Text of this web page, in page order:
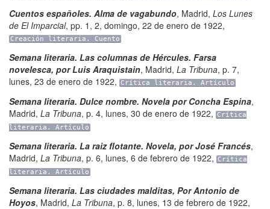
Cuentos españoles. Alma de vagabundo, Madrid, Los Lunes
de El Imparcial, pp. 1, 2, domingo, 22 de enero de 1922,
Creación literaria. Cuento
Semana literaria. Las columnas de Hércules. Farsa
novelesca, por Luis Araquistain, Madrid, La Tribuna, p. 7,
lunes, 23 de enero de 1922, Crítica literaria. Artículo
Semana literaria. Dulce nombre. Novela por Concha Espina,
Madrid, La Tribuna, p. 4, lunes, 30 de enero de 1922,
Crítica
literaria. Artículo
Semana literaria. La raiz flotante. Novela, por José Francés,
Madrid, La Tribuna, p. 6, lunes, 6 de febrero de 1922,
Crítica
literaria. Artículo
Semana literaria. Las ciudades malditas, Por Antonio de
Hoyos, Madrid, La Tribuna, p. 8, lunes, 13 de febrero de 1922,